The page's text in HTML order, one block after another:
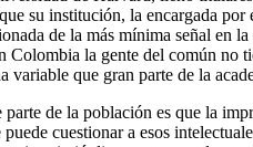
su institución, la encargada
de la más mínima señal en
Colombia la gente del común
variable que gran parte de la
de la población es que la
cuestionar a esos